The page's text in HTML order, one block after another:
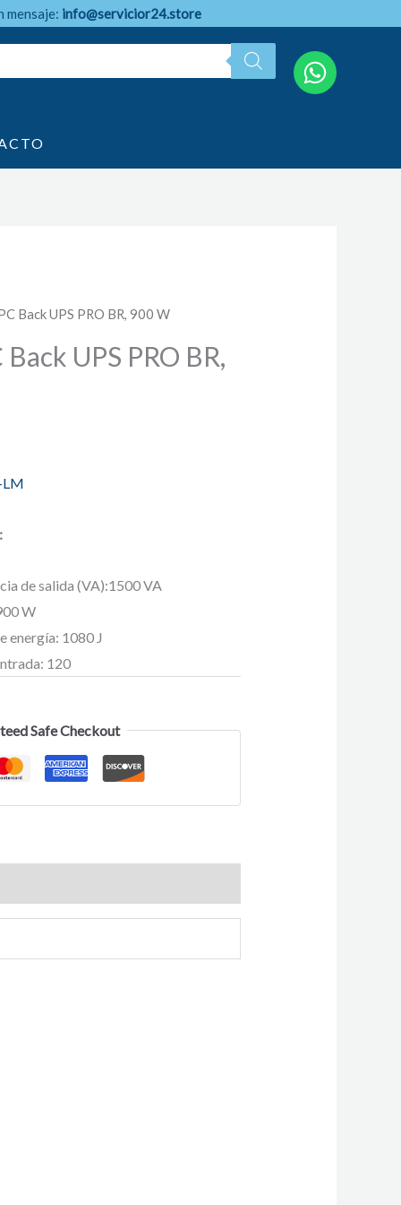
mensaje: info@servicior24.store
Back UPS PRO BR, 900 W
UPS PRO BR,
de salida (VA):1500 VA
W
energía: 1080 J
120
Safe Checkout